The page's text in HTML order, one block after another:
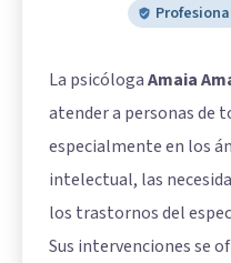
La psicólogaAmaia
atender a personas de
especialmente en los
intelectual, las
los trastornos del
Sus intervenciones se